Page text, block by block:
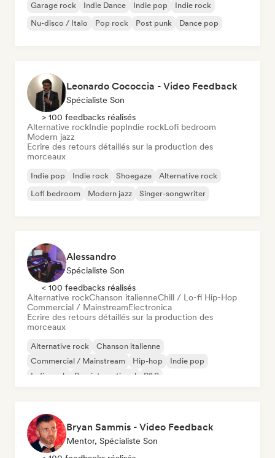
Garage rock Indie Dance Indie pop
Indie rock
Nu-disco / Italo
Pop rock Post punk Dance pop
Leonardo Cococcia - Video Feedback
Spécialiste Son
> 100 feedbacks réalisés
Alternative rockIndie popIndie rockLofi bedroom
Modern jazz
Ecrire des retours détaillés sur la production des
morceaux
Indie pop Indie rock Shoegaze
Alternative rock
Lofi bedroom
Modern jazz Singer-songwriter
Alessandro
Spécialiste Son
< 100 feedbacks réalisés
Alternative rockChanson italienneChill / Lo-fi Hip-Hop
Commercial / MainstreamElectronica
Ecrire des retours détaillés sur la production des
morceaux
Alternative rock
Chanson italienne
Commercial / Mainstream
Hip-hop
Indie pop
Indie rock
Pop international R&B
Bryan Sammis - Video Feedback
Mentor, Spécialiste Son